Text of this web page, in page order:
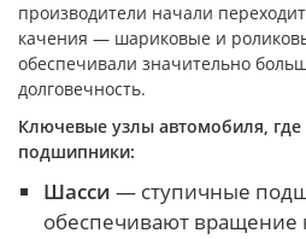
производители начали
качения — шариковые и
обеспечивали значительно
долговечность.
Ключевые узлы автомобиля,
подшипники:
Шасси — ступичные
обеспечивают вращение